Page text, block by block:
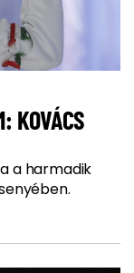
KOVÁCS
a harmadik